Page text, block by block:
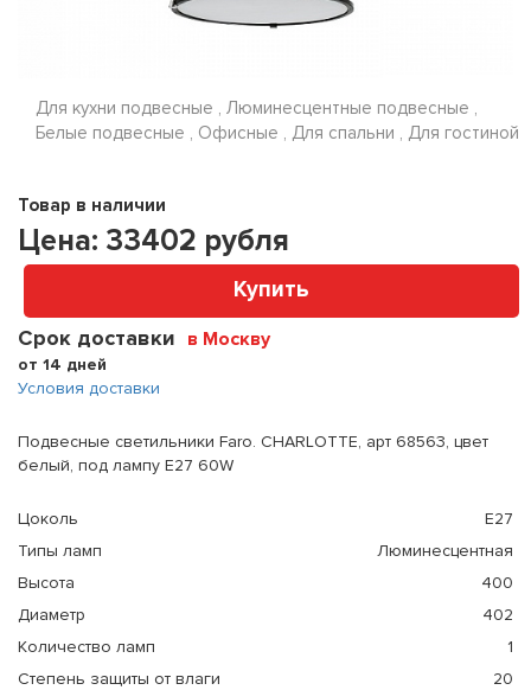
Для кухни подвесные , Люминесцентные подвесные ,
Белые подвесные , Офисные , Для спальни , Для гостиной
Товар в наличии
Цена: 33402 рубля
Купить
Срок доставки в Москву
от 14 дней
Условия доставки
Подвесные светильники Faro. CHARLOTTE, арт 68563, цвет
белый, под лампу E27 60W
Цоколь
E27
Типы ламп
Люминесцентная
Высота
400
Диаметр
402
Количество ламп
1
Степень защиты от влаги
20